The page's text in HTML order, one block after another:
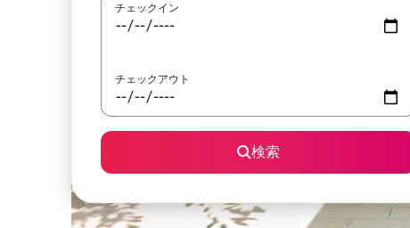
チェックイン
チェックアウト
検索